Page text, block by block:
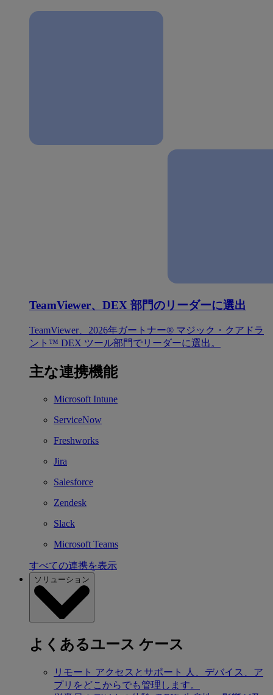
TeamViewer、DEX 部門のリーダーに選出
TeamViewer、2026年ガートナー® マジック・クアドラ
ント™ DEX ツール部門でリーダーに選出。
主な連携機能
Microsoft Intune
ServiceNow
Freshworks
Jira
Salesforce
Zendesk
Slack
Microsoft Teams
すべての連携を表示
ソリューション
よくあるユース ケース
リモート アクセスとサポート
人、デバイス、ア
プリをどこからでも管理します。